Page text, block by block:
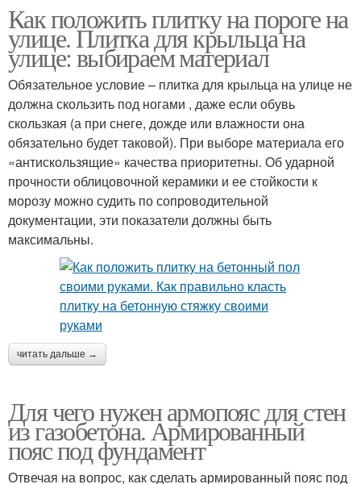
Как положить плитку на пороге на
улице. Плитка для крыльца на
улице: выбираем материал
Обязательное условие – плитка для крыльца на улице не
должна скользить под ногами , даже если обувь
скользкая (а при снеге, дожде или влажности она
обязательно будет таковой). При выборе материала его
«антискользящие» качества приоритетны. Об ударной
прочности облицовочной керамики и ее стойкости к
морозу можно судить по сопроводительной
документации, эти показатели должны быть
максимальны.
читать дальше →
Для чего нужен армопояс для стен
из газобетона. Армированный
пояс под фундамент
Отвечая на вопрос, как сделать армированный пояс под